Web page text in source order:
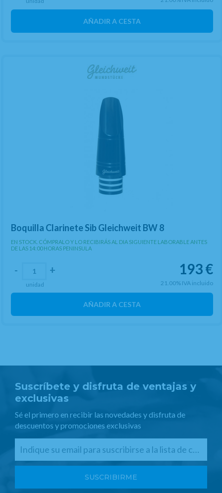
AÑADIR A CESTA
Boquilla Clarinete Sib Gleichweit BW 8
EN STOCK. CÓMPRALO Y LO RECIBIRÁS AL DIA SIGUIENTE LABORABLE ANTES
DE LAS 14:00 HORAS PENINSULA
193€
21.00% IVA incluido
- +
unidad
AÑADIR A CESTA
Suscríbete y disfruta de ventajas y
exclusivas
Sé el primero en recibir las novedades y disfruta de
descuentos y promociones exclusivas